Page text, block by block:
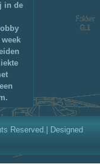
in de
Reserved.| Designed